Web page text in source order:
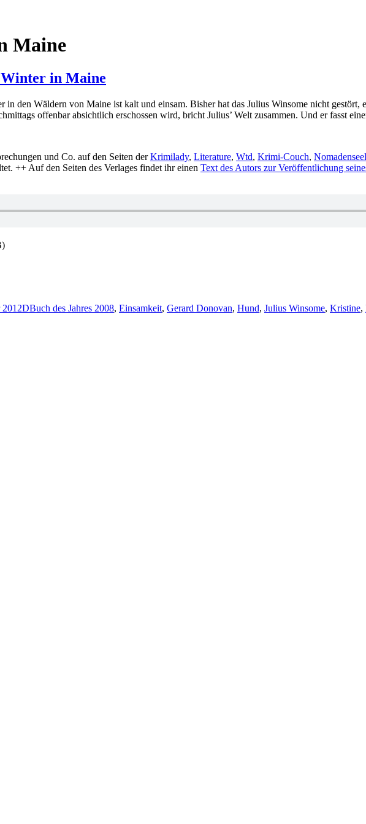
Maine
in Maine
den Wäldern von Maine ist kalt und einsam. Bisher hat das Julius Winsome nicht gestört,
offenbar absichtlich erschossen wird, bricht Julius’ Welt zusammen. Und er fasst
und Co. auf den Seiten derKrimilady, Literature, Wtd, Krimi-Couch,
++ Auf den Seiten des Verlages findet ihr einen Text des Autors zur Veröffentlichung
2012DBuch des Jahres 2008, Einsamkeit, Gerard Donovan, Hund, Julius Winsome, Kristine,